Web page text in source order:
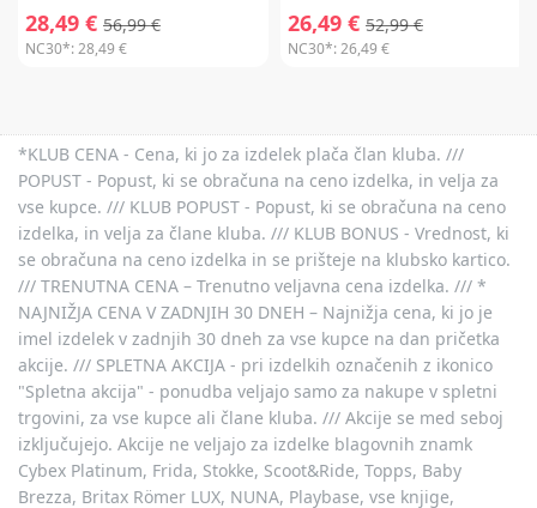
28,49 € 56,99 €
NC30*:28,49 €
26,49 € 52,99 €
NC30*:26,49 €
*KLUB CENA - Cena, ki jo za izdelek plača član kluba. ///
POPUST - Popust, ki se obračuna na ceno izdelka, in velja za
vse kupce. /// KLUB POPUST - Popust, ki se obračuna na ceno
izdelka, in velja za člane kluba. /// KLUB BONUS - Vrednost, ki
se obračuna na ceno izdelka in se prišteje na klubsko kartico.
/// TRENUTNA CENA – Trenutno veljavna cena izdelka. /// *
NAJNIŽJA CENA V ZADNJIH 30 DNEH – Najnižja cena, ki jo je
imel izdelek v zadnjih 30 dneh za vse kupce na dan pričetka
akcije. /// SPLETNA AKCIJA - pri izdelkih označenih z ikonico
"Spletna akcija" - ponudba veljajo samo za nakupe v spletni
trgovini, za vse kupce ali člane kluba. /// Akcije se med seboj
izključujejo. Akcije ne veljajo za izdelke blagovnih znamk
Cybex Platinum, Frida, Stokke, Scoot&Ride, Topps, Baby
Brezza, Britax Römer LUX, NUNA, Playbase, vse knjige,